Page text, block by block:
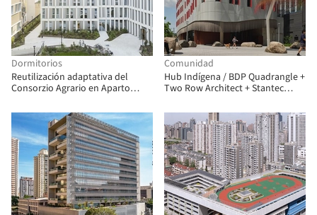
Dormitorios
Reutilización adaptativa del
Consorzio Agrario en Aparto
Comunidad
Hub Indígena / BDP Quadrangle +
Two Row Architect + Stantec